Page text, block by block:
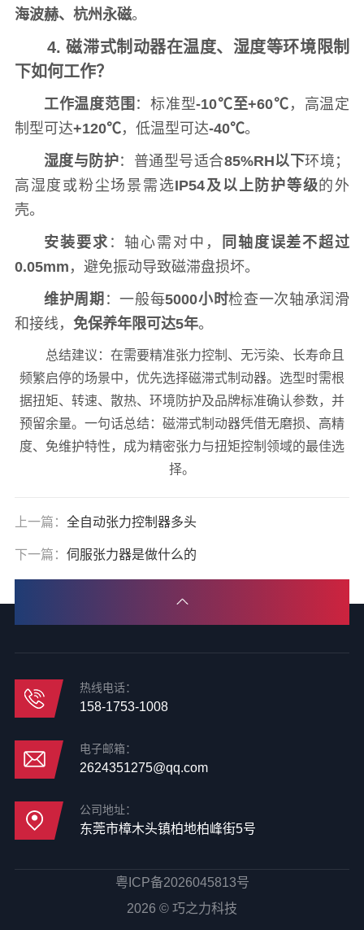
海波赫、杭州永磁。
4. 磁滞式制动器在温度、湿度等环境限制
下如何工作？
工作温度范围 ：标准型-10℃至+60℃ ，高温定
制型可达+120℃，低温型可达-40℃。
湿度与防护：普通型号适合85%RH以下环境；
高湿度或粉尘场景需选IP54及以上防护等级的外
壳。
安装要求 ：轴心需对中，
同轴度误差不超过
0.05mm ，避免振动导致磁滞盘损坏。
维护周期 ：一般每5000小时检查一次轴承润滑
和接线， 免保养年限可达5年。
总结建议：在需要精准张力控制、无污染、长寿命且
频繁启停的场景中，优先选择磁滞式制动器。选型时需根
据扭矩、转速、散热、环境防护及品牌标准确认参数，并
预留余量。一句话总结：磁滞式制动器凭借无磨损、高精
度、免维护特性，成为精密张力与扭矩控制领域的最佳选
择。
上一篇： 全自动张力控制器多头
下一篇： 伺服张力器是做什么的
热线电话：
158-1753-1008
电子邮箱：
2624351275@qq.com
公司地址：
东莞市樟木头镇柏地柏峰街5号
粤ICP备2026045813号
2026 © 巧之力科技